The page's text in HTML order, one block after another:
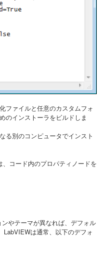
ファイルと任意のカスタムフォ
のインストーラをビルドしま
る別のコンピュータでインスト
コード内のプロパティノードを
やテーマが異なれば、デフォル
LabVIEWは通常、以下のデフォ